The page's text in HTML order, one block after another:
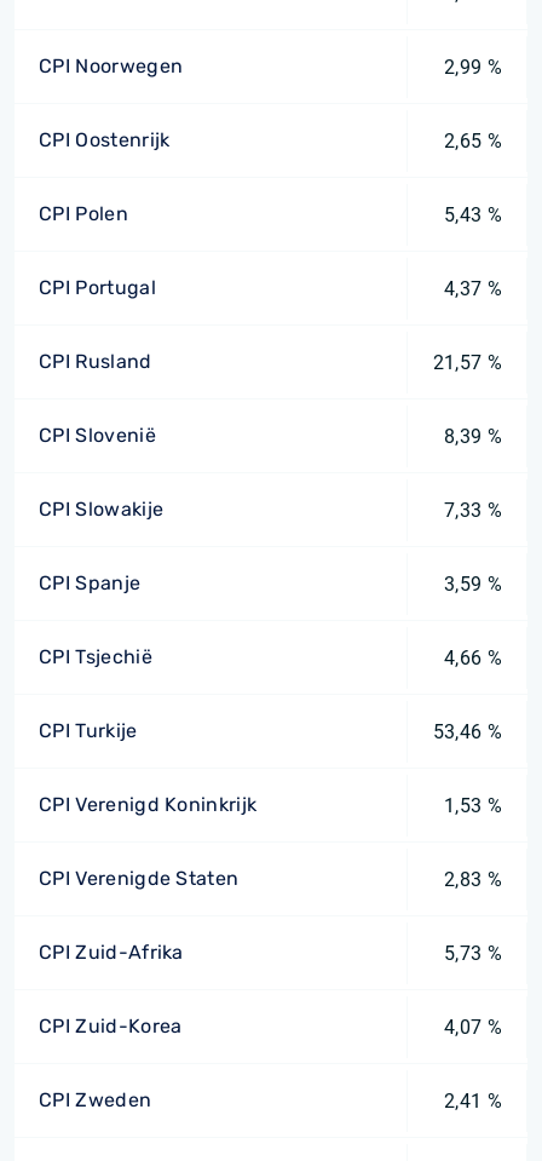
CPI Noorwegen 2,99 %
CPI Oostenrijk 2,65 %
CPI Polen 5,43 %
CPI Portugal 4,37 %
CPI Rusland 21,57 %
CPI Slovenië 8,39 %
CPI Slowakije 7,33 %
CPI Spanje 3,59 %
CPI Tsjechië 4,66 %
CPI Turkije 53,46 %
CPI Verenigd Koninkrijk 1,53 %
CPI Verenigde Staten 2,83 %
CPI Zuid-Afrika 5,73 %
CPI Zuid-Korea 4,07 %
CPI Zweden 2,41 %